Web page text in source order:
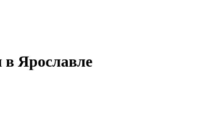
Ярославле